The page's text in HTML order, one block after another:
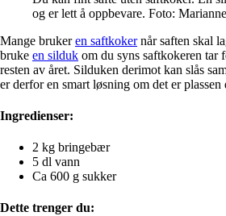
og er lett å oppbevare. Foto:
Mange brukeren saftkokernår saften skal
bruke en silduk om du syns saftkokeren tar
resten av året. Silduken derimot kan slås
er derfor en smart løsning om det er plassen
Ingredienser:
2 kg bringebær
5 dl vann
Ca 600 g sukker
Dette trenger du: